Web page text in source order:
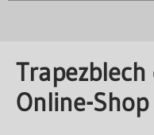
Online-